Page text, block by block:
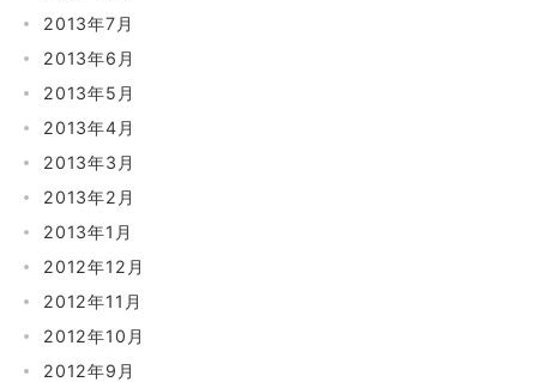
2013年7月
2013年6月
2013年5月
2013年4月
2013年3月
2013年2月
2013年1月
2012年12月
2012年11月
2012年10月
2012年9月